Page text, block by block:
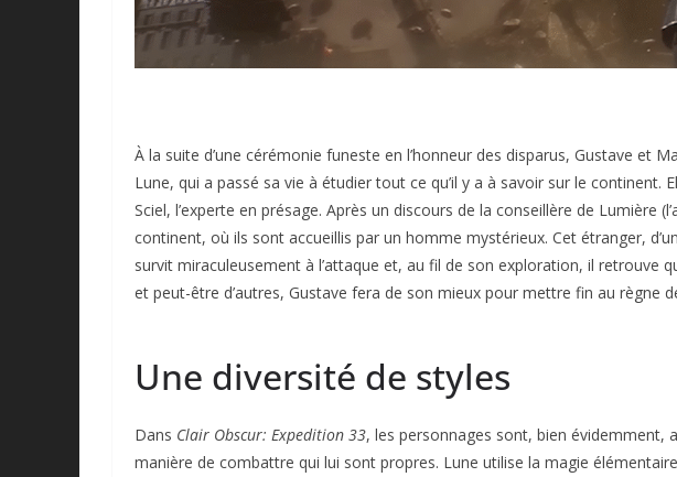
À la suite d’une cérémonie funeste en l’honneur des disparus, Gustave et
Lune, qui a passé sa vie à étudier tout ce qu’il y a à savoir sur le
Sciel, l’experte en présage. Après un discours de la conseillère de Lumière
continent, où ils sont accueillis par un homme mystérieux. Cet étranger,
survit miraculeusement à l’attaque et, au fil de son exploration, il retrouve
et peut-être d’autres, Gustave fera de son mieux pour mettre fin au règne
Une diversité de styles
Dans Clair Obscur: Expedition 33, les personnages sont, bien évidemment,
manière de combattre qui lui sont propres. Lune utilise la magie